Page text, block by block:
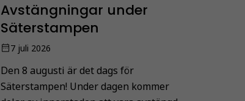
Avstängningar under
Säterstampen
7 juli 2026
Den 8 augusti är det dags för
Säterstampen! Under dagen kommer